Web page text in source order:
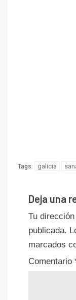
Tags: galicia
Deja una
Tu
publicada.
marcados
Comentario